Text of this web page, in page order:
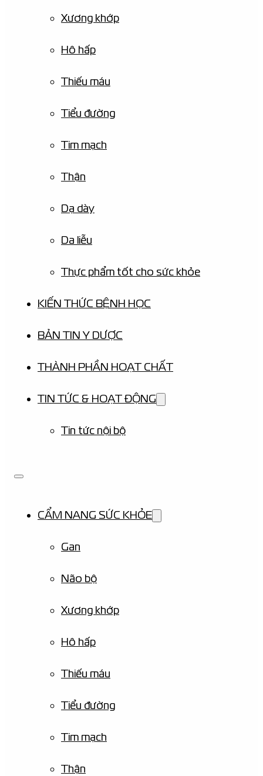
Xương khớp
Hô hấp
Thiếu máu
Tiểu đường
Tim mạch
Thận
Dạ dày
Da liễu
Thực phẩm tốt cho sức khỏe
KIẾN THỨC BỆNH HỌC
BẢN TIN Y DƯỢC
THÀNH PHẦN HOẠT CHẤT
TIN TỨC & HOẠT ĐỘNG
Tin tức nội bộ
CẨM NANG SỨC KHỎE
Gan
Não bộ
Xương khớp
Hô hấp
Thiếu máu
Tiểu đường
Tim mạch
Thận